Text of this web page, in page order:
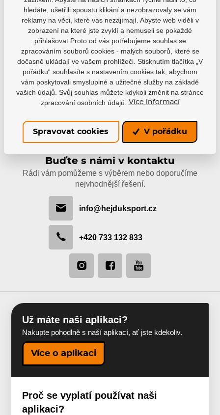
Varianty
PS25
EAN: 4040333403693
Skladem
1 147 Kč
774 Kč
Buďte s námi v kontaktu
Rádi vám pomůžeme s výběrem nebo doporučíme
nejvhodnější řešení.
info@hejduksport.cz
+420 733 132 833
Už máte naši aplikaci?
Nakupte pohodlně s naší aplikací, ať jste kdekoliv.
Více o aplikaci
Proč se vyplatí používat naši
aplikaci?
hledáte, ušetřili spoustu klikání a nezobrazovaly se vám
reklamy na věci, které vás nezajímají. Abyste web viděli v
zobrazení na které jste zvyklí a nemuseli se pokaždé
přihlašovat.Proto od vás potřebujeme souhlas se
zpracováním souborů cookies - malých souborů, které se
dočasně ukládají ve vašem prohlížeči. Stisknutím tlačítka „V
pořádku“ souhlasíte s nastavením cookies tak, abychom
vám poskytovali smysluplné a užitečné služby na základě
vašich údajů. Svůj souhlas můžete kdykoli změnit na stránce
zpracování osobních údajů.
Více informací
Spravovat cookies V pořádku